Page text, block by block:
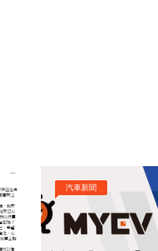
汽車新聞